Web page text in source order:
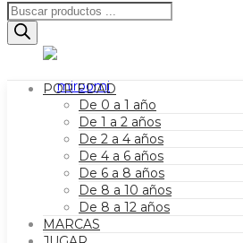
Búsqueda
de
productos
POR EDAD
De 0 a 1 año
De 1 a 2 años
De 2 a 4 años
De 4 a 6 años
De 6 a 8 años
De 8 a 10 años
De 8 a 12 años
MARCAS